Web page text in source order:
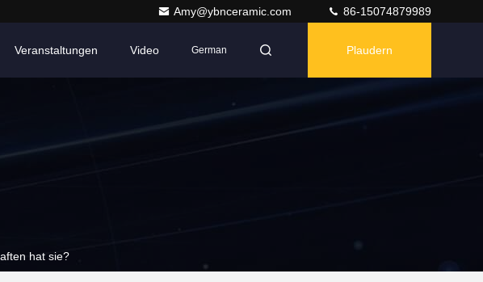
Amy@ybnceramic.com 86-15074879989
Veranstaltungen Video German Plaudern
hat sie?